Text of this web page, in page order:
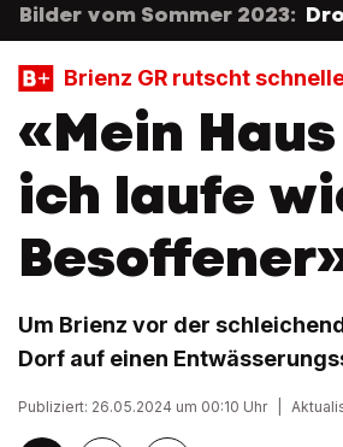
Bilder vom Sommer 2023:
Brienz GR rutscht
«Mein
ich laufe
Um Brienz vor der
Dorf auf einen
Publiziert: 26.05.2024 um 00:10 Uhr